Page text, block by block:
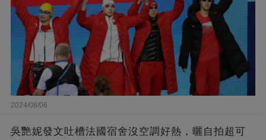
2024/08/06
吳艷妮發文吐槽法國宿舍沒空調好熱，曬自拍超可